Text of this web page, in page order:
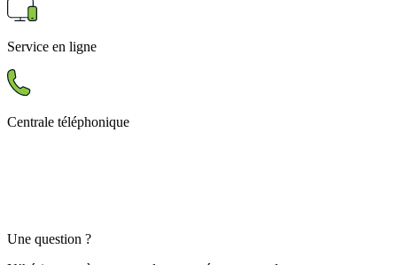
Service en ligne
Centrale téléphonique
Une question ?